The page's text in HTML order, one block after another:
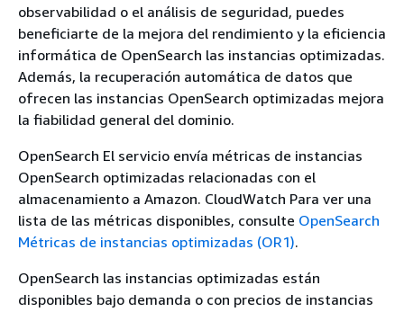
observabilidad o el análisis de seguridad, puedes
beneficiarte de la mejora del rendimiento y la eficiencia
informática de OpenSearch las instancias optimizadas.
Además, la recuperación automática de datos que
ofrecen las instancias OpenSearch optimizadas mejora
la fiabilidad general del dominio.
OpenSearch El servicio envía métricas de instancias
OpenSearch optimizadas relacionadas con el
almacenamiento a Amazon. CloudWatch Para ver una
lista de las métricas disponibles, consulte OpenSearch
Métricas de instancias optimizadas (OR1).
OpenSearch las instancias optimizadas están
disponibles bajo demanda o con precios de instancias